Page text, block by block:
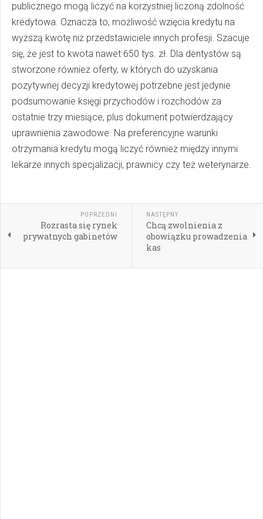
publicznego mogą liczyć na korzystniej liczoną zdolność
kredytowa. Oznacza to, możliwość wzięcia kredytu na
wyższą kwotę niż przedstawiciele innych profesji. Szacuje
się, że jest to kwota nawet 650 tys. zł. Dla dentystów są
stworzone również oferty, w których do uzyskania
pozytywnej decyzji kredytowej potrzebne jest jedynie
podsumowanie księgi przychodów i rozchodów za
ostatnie trzy miesiące, plus dokument potwierdzający
uprawnienia zawodowe. Na preferencyjne warunki
otrzymania kredytu mogą liczyć również między innymi
lekarze innych specjalizacji, prawnicy czy też weterynarze.
POPRZEDNI
Rozrasta się rynek
prywatnych gabinetów
NASTĘPNY
Chcą zwolnienia z
obowiązku prowadzenia
kas